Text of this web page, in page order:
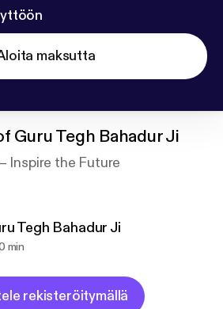
maksutta
Guru Tegh Bahadur Ji
Inspire the Future
Tegh Bahadur Ji
min
rekisteröitymällä